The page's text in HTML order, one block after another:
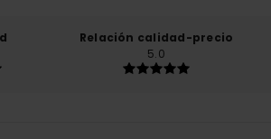
Relación calidad-precio
5.0